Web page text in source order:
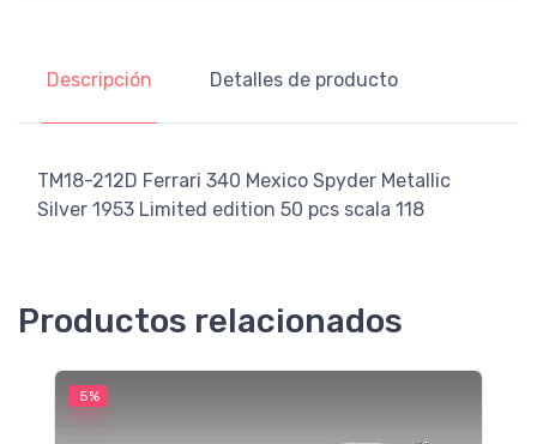
Descripción Detalles de producto
TM18-212D Ferrari 340 Mexico Spyder Metallic
Silver 1953 Limited edition 50 pcs scala 118
Productos relacionados
5%